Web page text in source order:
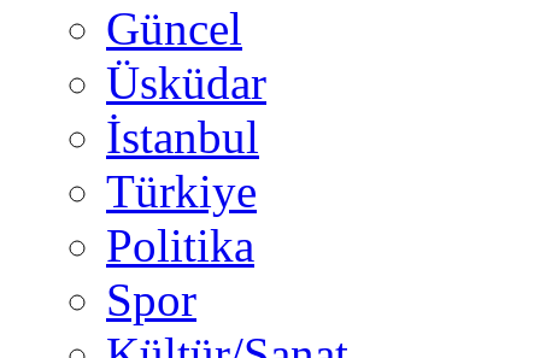
Güncel
Üsküdar
İstanbul
Türkiye
Politika
Spor